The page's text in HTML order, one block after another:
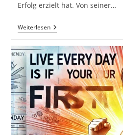
Erfolg erzielt hat. Von seiner…
Weiterlesen6
Rules
Success
–
Die
6
Regeln
Des
Erfolgs
Von
Arnold
Schwarzenegger
#GedankenZumLeben